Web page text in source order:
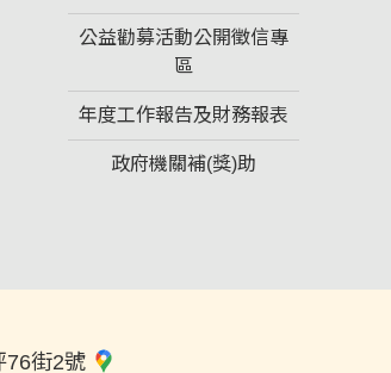
公益勸募活動公開徵信專
區
年度工作報告及財務報表
政府機關補(獎)助
76街2號